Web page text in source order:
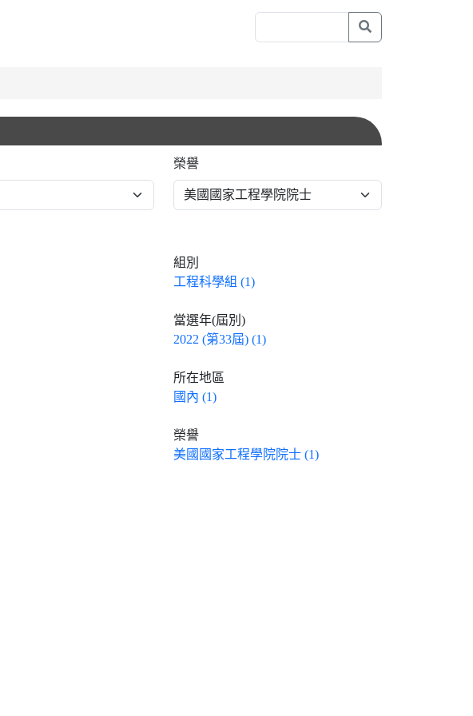
榮譽
組別
工程科學組 (1)
當選年(屆別)
2022 (第33屆) (1)
所在地區
國內 (1)
榮譽
美國國家工程學院院士 (1)